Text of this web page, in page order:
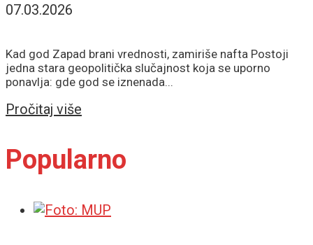
07.03.2026
Kad god Zapad brani vrednosti, zamiriše nafta Postoji
jedna stara geopolitička slučajnost koja se uporno
ponavlja: gde god se iznenada...
Pročitaj više
Popularno